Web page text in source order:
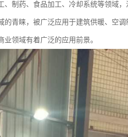
制药、食品加工、冷却系统等领域
青睐，被广泛应用于建筑供暖、空
领域有着广泛的应用前景。